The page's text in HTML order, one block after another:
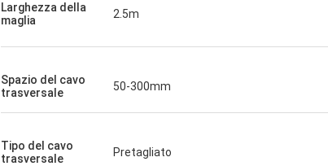
Larghezza della
maglia
2.5m
Spazio del cavo
trasversale
50-300mm
Tipo del cavo
trasversale
Pretagliato